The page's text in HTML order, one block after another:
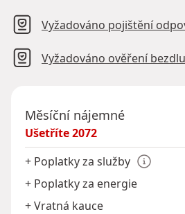
Vyžadováno pojištění
Vyžadováno ověření
Měsíční nájemné
Ušetříte2072
+ Poplatky za služby
+ Poplatky za energie
+ Vratná kauce